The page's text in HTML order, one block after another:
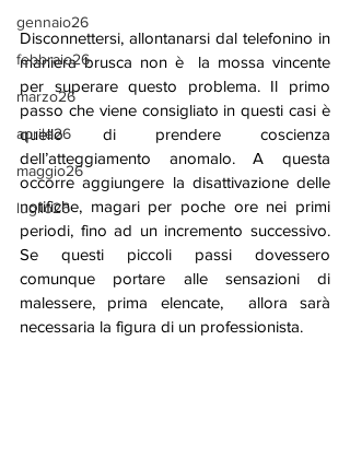
gennaio26
febbraio26
marzo26
aprile26
maggio26
luglio26
Disconnettersi, allontanarsi dal telefonino in
maniera brusca non è  la mossa vincente
per superare questo problema. Il primo
passo che viene consigliato in questi casi è
quello di prendere coscienza
dell’atteggiamento anomalo. A questa
occorre aggiungere la disattivazione delle
notifiche, magari per poche ore nei primi
periodi, fino ad un incremento successivo.
Se questi piccoli passi dovessero
comunque portare alle sensazioni di
malessere, prima elencate,  allora sarà
necessaria la figura di un professionista.